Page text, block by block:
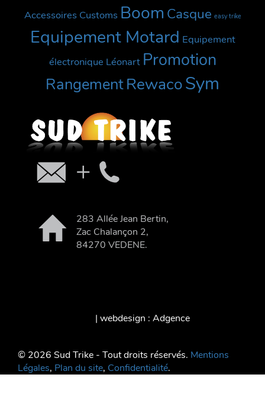
Accessoires Customs Boom Casque easy trike
Equipement Motard Equipement
électronique Léonart Promotion
RangementRewacoSym
283 Allée Jean Bertin,
Zac Chalançon 2,
84270 VEDENE.
| webdesign : Adgence
© 2026 Sud Trike - Tout droits réservés. Mentions
Légales, Plan du site, Confidentialité.